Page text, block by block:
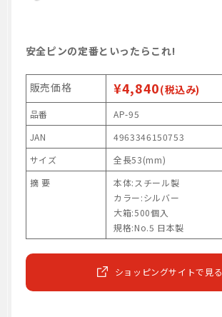
安全ピンの定番といったらこれ!
販売価格 ¥4,840(税込み)
品番
AP-95
JAN
4963346150753
サイズ
全長53(mm)
摘 要
本体:スチール製
カラー:シルバー
大箱:500個入
規格:No.5 日本製
ショッピングサイトで見る